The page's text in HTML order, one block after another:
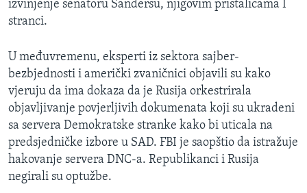
izvinjenje senatoru Sandersu, njigovim pristalicama I
stranci.
U međuvremenu, eksperti iz sektora sajber-
bezbjednosti i američki zvaničnici objavili su kako
vjeruju da ima dokaza da je Rusija orkestrirala
objavljivanje povjerljivih dokumenata koji su ukradeni
sa servera Demokratske stranke kako bi uticala na
predsjedničke izbore u SAD. FBI je saopštio da istražuje
hakovanje servera DNC-a. Republikanci i Rusija
negirali su optužbe.